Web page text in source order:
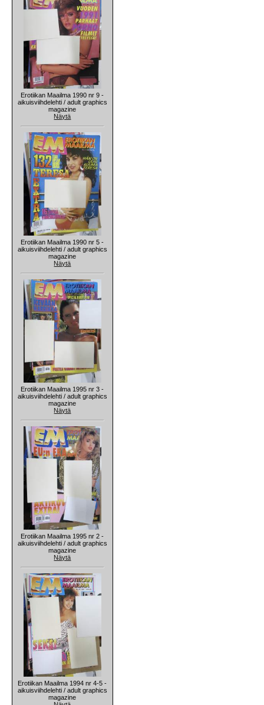
Erotiikan Maailma 1990 nr 9 -
aikuisviihdelehti / adult graphics
magazine
Näytä
Erotiikan Maailma 1990 nr 5 -
aikuisviihdelehti / adult graphics
magazine
Näytä
Erotiikan Maailma 1995 nr 3 -
aikuisviihdelehti / adult graphics
magazine
Näytä
Erotiikan Maailma 1995 nr 2 -
aikuisviihdelehti / adult graphics
magazine
Näytä
Erotiikan Maailma 1994 nr 4-5 -
aikuisviihdelehti / adult graphics
magazine